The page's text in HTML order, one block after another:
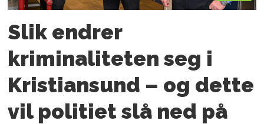
Slik endrer
kriminaliteten seg i
Kristiansund – og dette
vil politiet slå ned på